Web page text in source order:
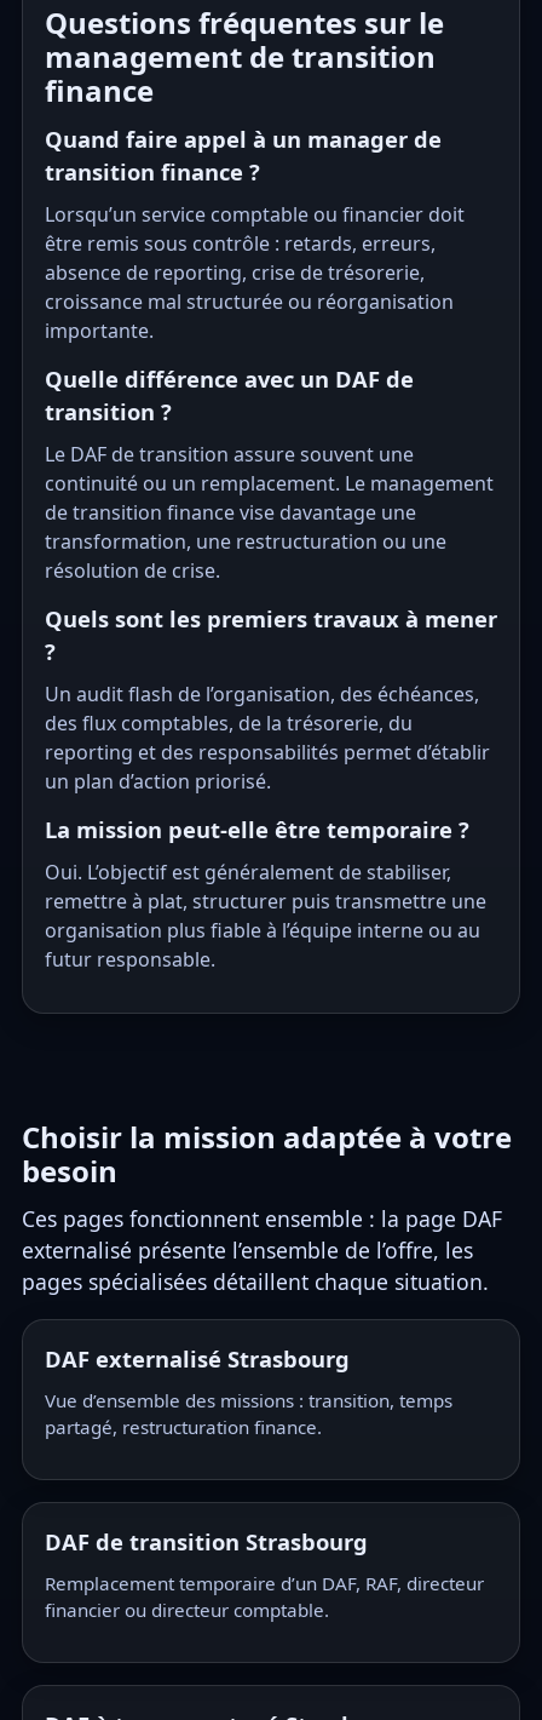
Questions fréquentes sur le
management de transition
finance
Quand faire appel à un manager de
transition finance ?
Lorsqu’un service comptable ou financier doit
être remis sous contrôle : retards, erreurs,
absence de reporting, crise de trésorerie,
croissance mal structurée ou réorganisation
importante.
Quelle différence avec un DAF de
transition ?
Le DAF de transition assure souvent une
continuité ou un remplacement. Le management
de transition finance vise davantage une
transformation, une restructuration ou une
résolution de crise.
Quels sont les premiers travaux à mener
?
Un audit flash de l’organisation, des échéances,
des flux comptables, de la trésorerie, du
reporting et des responsabilités permet d’établir
un plan d’action priorisé.
La mission peut-elle être temporaire ?
Oui. L’objectif est généralement de stabiliser,
remettre à plat, structurer puis transmettre une
organisation plus fiable à l’équipe interne ou au
futur responsable.
Choisir la mission adaptée à votre
besoin
Ces pages fonctionnent ensemble : la page DAF
externalisé présente l’ensemble de l’offre, les
pages spécialisées détaillent chaque situation.
DAF externalisé Strasbourg
Vue d’ensemble des missions : transition, temps
partagé, restructuration finance.
DAF de transition Strasbourg
Remplacement temporaire d’un DAF, RAF, directeur
financier ou directeur comptable.